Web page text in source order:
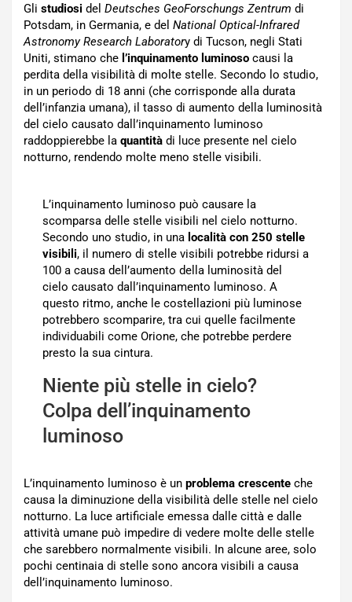
Gli studiosi del Deutsches GeoForschungs Zentrum di
Potsdam, in Germania, e del National Optical-Infrared
Astronomy Research Laboratory di Tucson, negli Stati
Uniti, stimano che l’inquinamento luminoso causi la
perdita della visibilità di molte stelle. Secondo lo studio,
in un periodo di 18 anni (che corrisponde alla durata
dell’infanzia umana), il tasso di aumento della luminosità
del cielo causato dall’inquinamento luminoso
raddoppierebbe la quantità di luce presente nel cielo
notturno, rendendo molte meno stelle visibili.
L’inquinamento luminoso può causare la
scomparsa delle stelle visibili nel cielo notturno.
Secondo uno studio, in una località con 250 stelle
visibili, il numero di stelle visibili potrebbe ridursi a
100 a causa dell’aumento della luminosità del
cielo causato dall’inquinamento luminoso. A
questo ritmo, anche le costellazioni più luminose
potrebbero scomparire, tra cui quelle facilmente
individuabili come Orione, che potrebbe perdere
presto la sua cintura.
Niente più stelle in cielo?
Colpa dell’inquinamento
luminoso
L’inquinamento luminoso è un problema crescente che
causa la diminuzione della visibilità delle stelle nel cielo
notturno. La luce artificiale emessa dalle città e dalle
attività umane può impedire di vedere molte delle stelle
che sarebbero normalmente visibili. In alcune aree, solo
pochi centinaia di stelle sono ancora visibili a causa
dell’inquinamento luminoso.